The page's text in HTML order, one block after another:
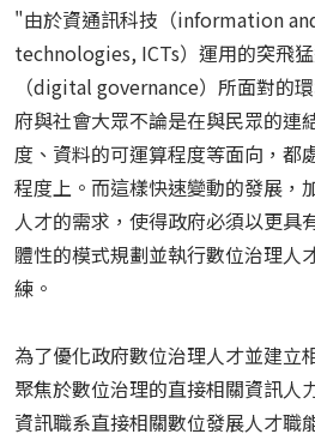
"由於資通訊科技（information
technologies, ICTs）運用的突飛
（digital governance）所面對的
府與社會大眾不論是在與民眾的連
度、資料的可運算程度等面向，都
程度上。而這樣快速變動的發展，
人才的需求，使得政府必須以更具
體性的模式規劃並執行數位治理人
練。
為了優化政府數位治理人才並建立
聚焦於數位治理的直接相關資訊人
資訊職系直接相關數位發展人才職